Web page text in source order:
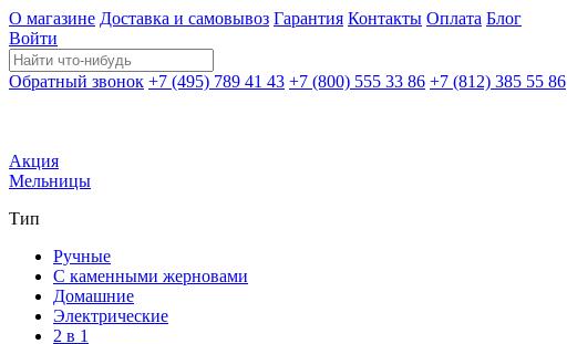
О магазине Доставка и самовывоз Гарантия Контакты Оплата Блог
Войти
Обратный звонок +7 (495) 789 41 43 +7 (800) 555 33 86 +7 (812) 385 55 86
Акция
Мельницы
Тип
Ручные
С каменными жерновами
Домашние
Электрические
2 в 1